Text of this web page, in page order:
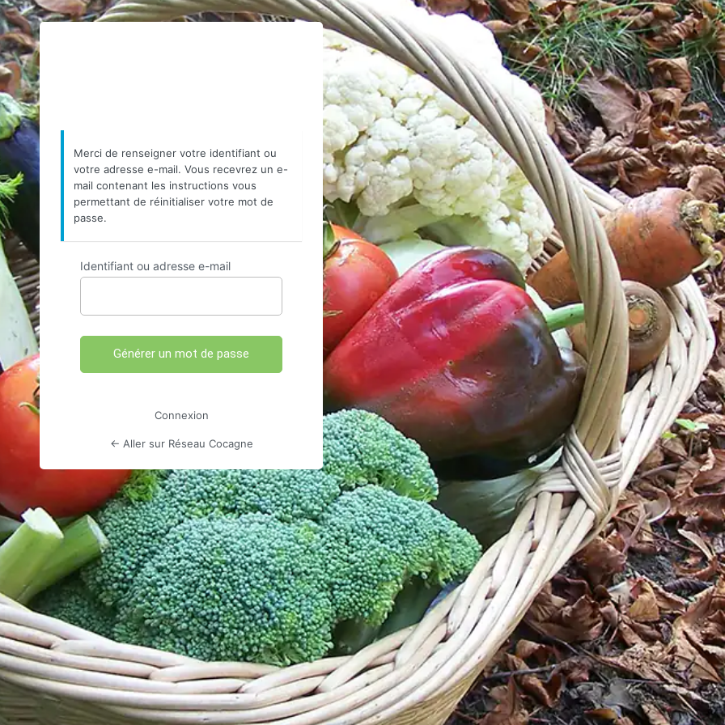
https://www.reseaucocagne.org
Merci de renseigner votre identifiant ou
votre adresse e-mail. Vous recevrez un e-
mail contenant les instructions vous
permettant de réinitialiser votre mot de
passe.
Identifiant ou adresse e-mail
Connexion
← Aller sur Réseau Cocagne